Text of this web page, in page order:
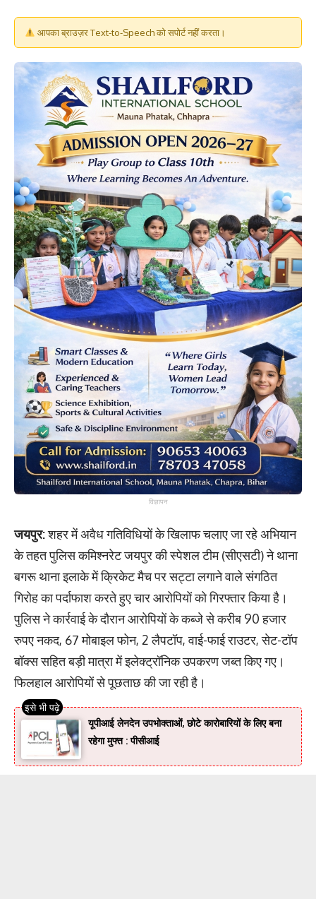
आपका ब्राउज़र Text-to-Speech को सपोर्ट नहीं करता।
विज्ञापन
जयपुर:शहर में अवैध गतिविधियों के खिलाफ चलाए जा रहे अभियान
के तहत पुलिस कमिश्नरेट जयपुर की स्पेशल टीम (सीएसटी) ने थाना
बगरू थाना इलाके में क्रिकेट मैच पर सट्टा लगाने वाले संगठित
गिरोह का पर्दाफाश करते हुए चार आरोपियों को गिरफ्तार किया है।
पुलिस ने कार्रवाई के दौरान आरोपियों के कब्जे से करीब 90 हजार
रुपए नकद, 67 मोबाइल फोन, 2 लैपटॉप, वाई-फाई राउटर, सेट-टॉप
बॉक्स सहित बड़ी मात्रा में इलेक्ट्रॉनिक उपकरण जब्त किए गए।
फिलहाल आरोपियों से पूछताछ की जा रही है।
यूपीआई लेनदेन उपभोक्ताओं, छोटे कारोबारियों के लिए बना
रहेगा मुफ्त : पीसीआई